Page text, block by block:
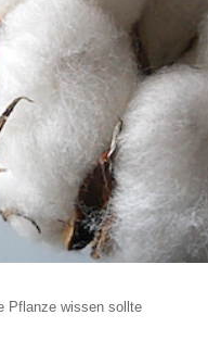
Pflanze wissen sollte